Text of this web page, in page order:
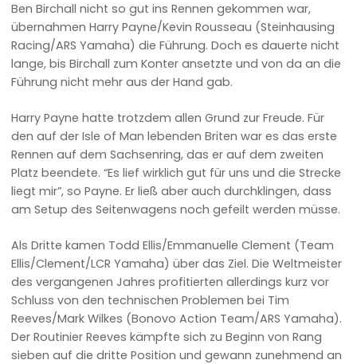
Ben Birchall nicht so gut ins Rennen gekommen war,
übernahmen Harry Payne/Kevin Rousseau (Steinhausing
Racing/ARS Yamaha) die Führung. Doch es dauerte nicht
lange, bis Birchall zum Konter ansetzte und von da an die
Führung nicht mehr aus der Hand gab.
Harry Payne hatte trotzdem allen Grund zur Freude. Für
den auf der Isle of Man lebenden Briten war es das erste
Rennen auf dem Sachsenring, das er auf dem zweiten
Platz beendete. “Es lief wirklich gut für uns und die Strecke
liegt mir”, so Payne. Er ließ aber auch durchklingen, dass
am Setup des Seitenwagens noch gefeilt werden müsse.
Als Dritte kamen Todd Ellis/Emmanuelle Clement (Team
Ellis/Clement/LCR Yamaha) über das Ziel. Die Weltmeister
des vergangenen Jahres profitierten allerdings kurz vor
Schluss von den technischen Problemen bei Tim
Reeves/Mark Wilkes (Bonovo Action Team/ARS Yamaha).
Der Routinier Reeves kämpfte sich zu Beginn von Rang
sieben auf die dritte Position und gewann zunehmend an